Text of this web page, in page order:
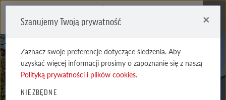
Szanujemy Twoją prywatność ×
Zaznacz swoje preferencje dotyczące śledzenia. Aby
uzyskać więcej informacji prosimy o zapoznanie się z naszą
Polityką prywatności i plików cookies.
NIEZBĘDNE